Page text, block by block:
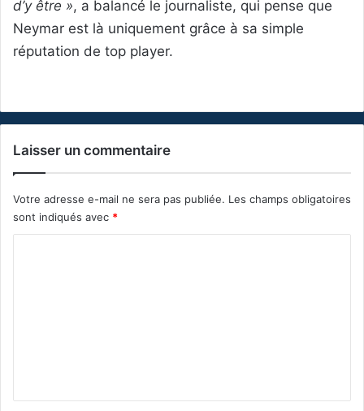
d’y être », a balancé le journaliste, qui pense que
Neymar est là uniquement grâce à sa simple
réputation de top player.
Laisser un commentaire
Votre adresse e-mail ne sera pas publiée. Les champs obligatoires
sont indiqués avec *